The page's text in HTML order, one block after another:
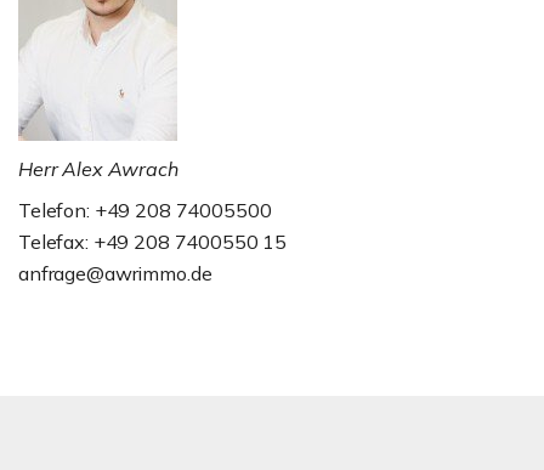
Herr Alex Awrach
Telefon: +49 208 74005500
Telefax: +49 208 7400550 15
anfrage@awrimmo.de